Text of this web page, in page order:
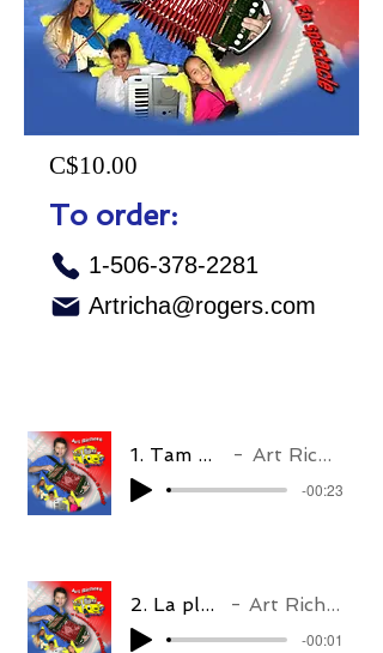
C$10.00
To order:
1-506-378-2281
Artricha@rogers.com
1. Tam Tam Art Richard
-00:23
2. La plage Art Richard
-00:01